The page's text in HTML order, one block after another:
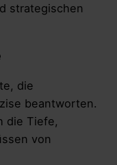
strategischen
die
beantworten.
die Tiefe,
von